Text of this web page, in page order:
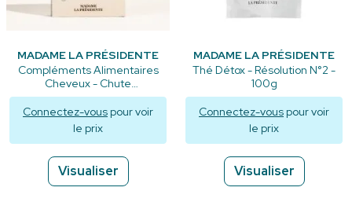
MADAME LA PRÉSIDENTE
Compléments Alimentaires
Cheveux - Chute
Réactionnelle - 30
comprimés
Connectez-vous pour voir
le prix
Visualiser
MADAME LA PRÉSIDENTE
Thé Détox - Résolution N°2 -
100g
Connectez-vous pour voir
le prix
Visualiser